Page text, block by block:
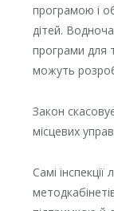
програмою і
дітей.
програми для
можуть
Закон
місцевих
Самі інспекції